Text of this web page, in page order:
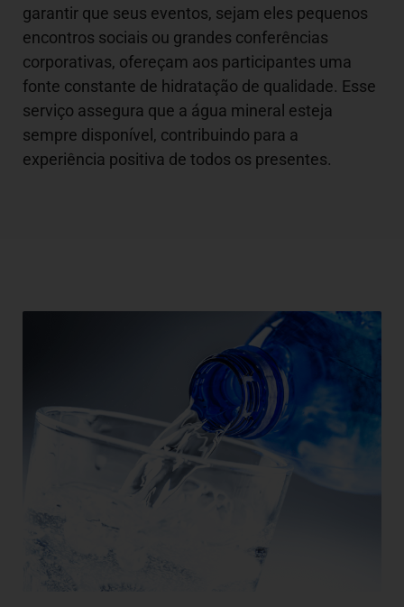
garantir que seus eventos, sejam eles pequenos
encontros sociais ou grandes conferências
corporativas, ofereçam aos participantes uma
fonte constante de hidratação de qualidade. Esse
serviço assegura que a água mineral esteja
sempre disponível, contribuindo para a
experiência positiva de todos os presentes.